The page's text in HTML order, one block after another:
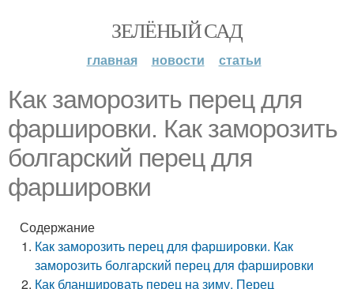
ЗЕЛЁНЫЙ САД
главная новости статьи
Как заморозить перец для
фаршировки. Как заморозить
болгарский перец для
фаршировки
Содержание
Как заморозить перец для фаршировки. Как
заморозить болгарский перец для фаршировки
Как бланшировать перец на зиму. Перец